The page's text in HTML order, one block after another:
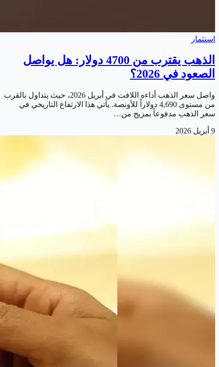
استثمار
الذهب يقترب من 4700 دولار: هل يواصل
الصعود في 2026؟
واصل سعر الذهب أداءه اللافت في أبريل 2026، حيث يتداول بالقرب
من مستوى 4,690 دولاراً للأونصة. يأتي هذا الارتفاع التاريخي في
سعر الذهب مدفوعاً بمزيج من…
9 أبريل 2026